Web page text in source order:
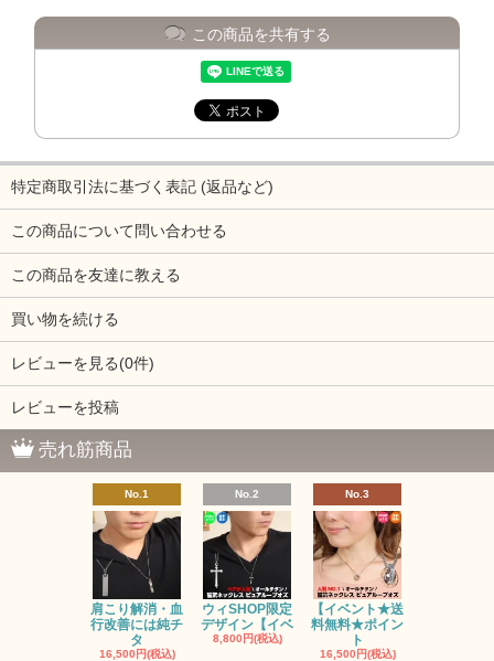
この商品を共有する
特定商取引法に基づく表記 (返品など)
この商品について問い合わせる
この商品を友達に教える
買い物を続ける
レビューを見る(0件)
レビューを投稿
売れ筋商品
No.1
肩こり解消・血
行改善には純チ
タ
16,500円(税込)
No.2
ウィSHOP限定
デザイン【イベ
8,800円(税込)
No.3
【イベント★送
料無料★ポイン
ト
16,500円(税込)